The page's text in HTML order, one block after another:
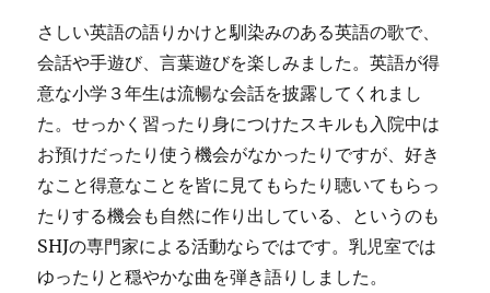
さしい英語の語りかけと馴染みのある英語の歌で、
会話や手遊び、言葉遊びを楽しみました。英語が得
意な小学３年生は流暢な会話を披露してくれまし
た。せっかく習ったり身につけたスキルも入院中は
お預けだったり使う機会がなかったりですが、好き
なこと得意なことを皆に見てもらたり聴いてもらっ
たりする機会も自然に作り出している、というのも
SHJの専門家による活動ならではです。乳児室では
ゆったりと穏やかな曲を弾き語りしました。